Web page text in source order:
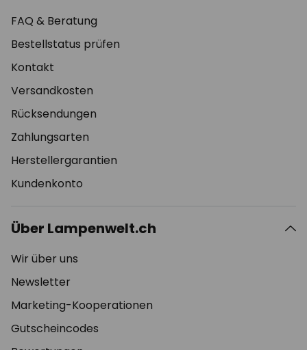
FAQ & Beratung
Bestellstatus prüfen
Kontakt
Versandkosten
Rücksendungen
Zahlungsarten
Herstellergarantien
Kundenkonto
Über Lampenwelt.ch
Wir über uns
Newsletter
Marketing-Kooperationen
Gutscheincodes